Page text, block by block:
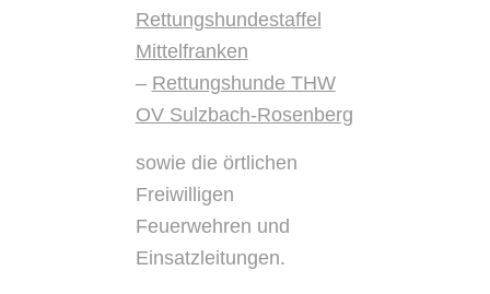
Rettungshundestaffel
Mittelfranken
– Rettungshunde THW
OV Sulzbach-Rosenberg
sowie die örtlichen
Freiwilligen
Feuerwehren und
Einsatzleitungen.